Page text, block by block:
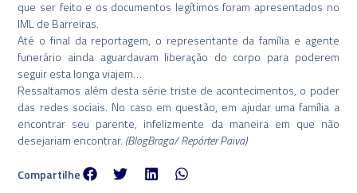
que ser feito e os documentos legítimos foram apresentados no
IML de Barreiras.
Até o final da reportagem, o representante da família e agente
funerário ainda aguardavam liberação do corpo para poderem
seguir esta longa viajem…
Ressaltamos além desta série triste de acontecimentos, o poder
das redes sociais. No caso em questão, em ajudar uma família a
encontrar seu parente, infelizmente da maneira em que não
desejariam encontrar. (BlogBraga/ Repórter Paiva)
Compartilhe